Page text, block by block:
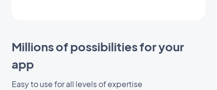
Millions of possibilities for your
app
Easy to use for all levels of expertise